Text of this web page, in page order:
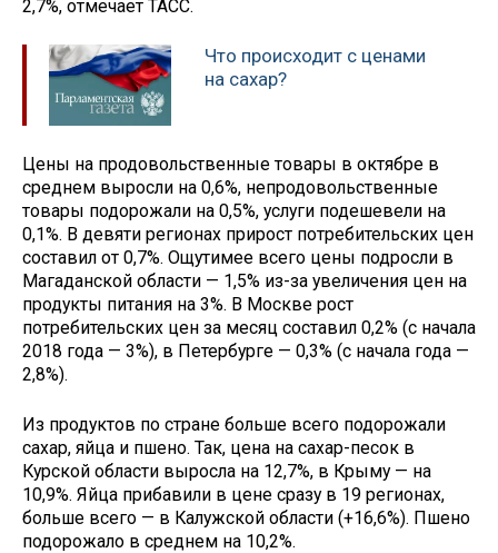
2,7%, отмечает ТАСС.
Что происходит с ценами
на сахар?
Цены на продовольственные товары в октябре в
среднем выросли на 0,6%, непродовольственные
товары подорожали на 0,5%, услуги подешевели на
0,1%. В девяти регионах прирост потребительских цен
составил от 0,7%. Ощутимее всего цены подросли в
Магаданской области — 1,5% из-за увеличения цен на
продукты питания на 3%. В Москве рост
потребительских цен за месяц составил 0,2% (с начала
2018 года — 3%), в Петербурге — 0,3% (с начала года —
2,8%).
Из продуктов по стране больше всего подорожали
сахар, яйца и пшено. Так, цена на сахар-песок в
Курской области выросла на 12,7%, в Крыму — на
10,9%. Яйца прибавили в цене сразу в 19 регионах,
больше всего — в Калужской области (+16,6%). Пшено
подорожало в среднем на 10,2%.